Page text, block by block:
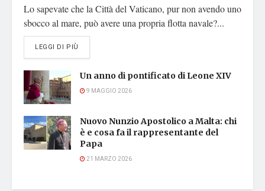
Lo sapevate che la Città del Vaticano, pur non avendo uno
sbocco al mare, può avere una propria flotta navale?...
LEGGI DI PIÙ
Un anno di pontificato di Leone XIV
9 MAGGIO 2026
Nuovo Nunzio Apostolico a Malta: chi
è e cosa fa il rappresentante del
Papa
21 MARZO 2026